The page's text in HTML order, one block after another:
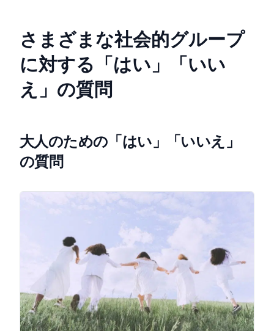
さまざまな社会的グループ
に対する「はい」「いい
え」の質問
大人のための「はい」「いいえ」
の質問